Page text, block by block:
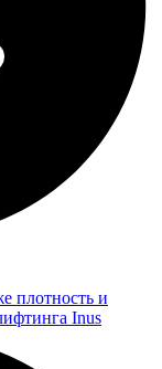
плотность и
Inus